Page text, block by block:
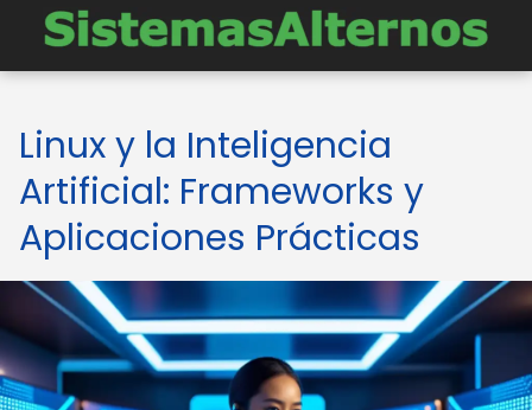
Linux y la Inteligencia
Artificial: Frameworks y
Aplicaciones Prácticas